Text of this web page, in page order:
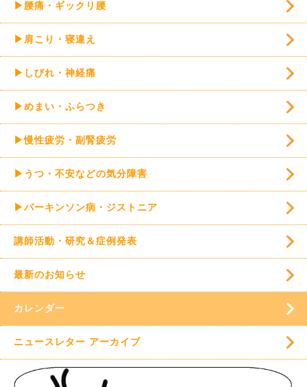
▶腰痛・ギックリ腰
▶肩こり・寝違え
▶しびれ・神経痛
▶めまい・ふらつき
▶慢性疲労・副腎疲労
▶うつ・不安などの気分障害
▶パーキンソン病・ジストニア
講師活動・研究＆症例発表
最新のお知らせ
カレンダー
ニュースレター アーカイブ